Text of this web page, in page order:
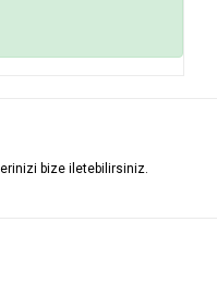
bize iletebilirsiniz.